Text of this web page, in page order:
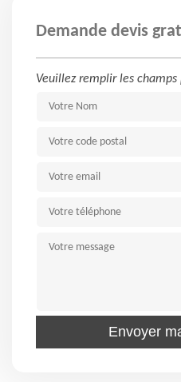
Demande devis
Veuillez remplir les